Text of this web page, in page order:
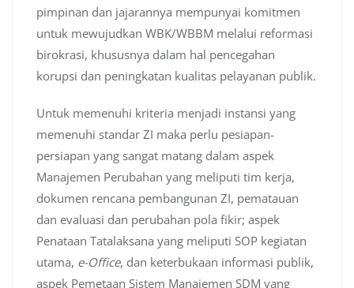
pimpinan dan jajarannya mempunyai komitmen
untuk mewujudkan WBK/WBBM melalui reformasi
birokrasi, khususnya dalam hal pencegahan
korupsi dan peningkatan kualitas pelayanan publik.
Untuk memenuhi kriteria menjadi instansi yang
memenuhi standar ZI maka perlu pesiapan-
persiapan yang sangat matang dalam aspek
Manajemen Perubahan yang meliputi tim kerja,
dokumen rencana pembangunan ZI, pematauan
dan evaluasi dan perubahan pola fikir; aspek
Penataan Tatalaksana yang meliputi SOP kegiatan
utama, e-Office, dan keterbukaan informasi publik,
aspek Pemetaan Sistem Manajemen SDM yang